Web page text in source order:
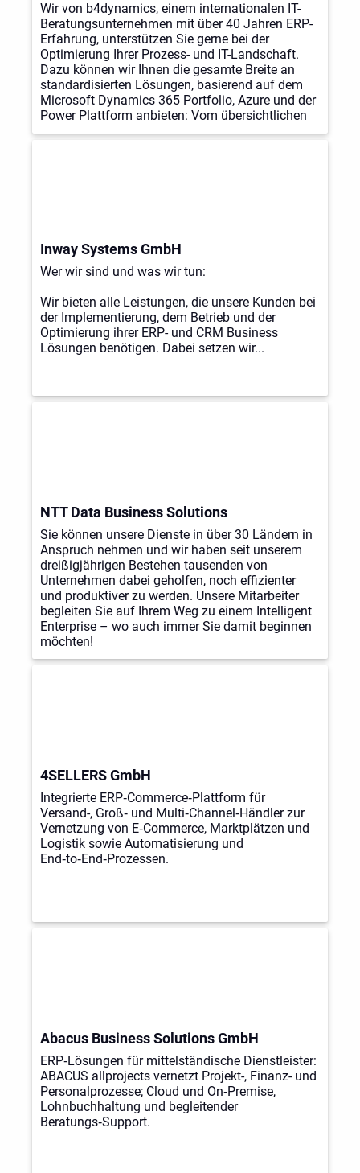
Wir von b4dynamics, einem internationalen IT-
Beratungsunternehmen mit über 40 Jahren ERP-
Erfahrung, unterstützen Sie gerne bei der
Optimierung Ihrer Prozess- und IT-Landschaft.
Dazu können wir Ihnen die gesamte Breite an
standardisierten Lösungen, basierend auf dem
Microsoft Dynamics 365 Portfolio, Azure und der
Power Plattform anbieten: Vom übersichtlichen
Business Central für kleine und mittelständige
Inway Systems GmbH
Wer wir sind und was wir tun:
Wir bieten alle Leistungen, die unsere Kunden bei
der Implementierung, dem Betrieb und der
Optimierung ihrer ERP- und CRM Business
Lösungen benötigen. Dabei setzen wir...
NTT Data Business Solutions
Sie können unsere Dienste in über 30 Ländern in
Anspruch nehmen und wir haben seit unserem
dreißigjährigen Bestehen tausenden von
Unternehmen dabei geholfen, noch effizienter
und produktiver zu werden. Unsere Mitarbeiter
begleiten Sie auf Ihrem Weg zu einem Intelligent
Enterprise – wo auch immer Sie damit beginnen
möchten!
4SELLERS GmbH
Integrierte ERP‑Commerce‑Plattform für
Versand-, Groß‑ und Multi‑Channel‑Händler zur
Vernetzung von E‑Commerce, Marktplätzen und
Logistik sowie Automatisierung und
End‑to‑End‑Prozessen.
Abacus Business Solutions GmbH
ERP‑Lösungen für mittelständische Dienstleister:
ABACUS allprojects vernetzt Projekt-, Finanz- und
Personalprozesse; Cloud und On‑Premise,
Lohnbuchhaltung und begleitender
Beratungs‑Support.